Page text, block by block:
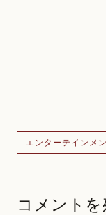
エンターテインメ
コメントを